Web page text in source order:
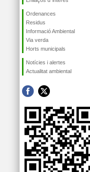
Ordenances
Residus
Informació Ambiental
Via verda
Horts municipals
Notícies i alertes
Actualitat ambiental